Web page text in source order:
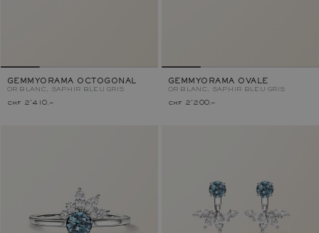
GEMMYORAMA OCTOGONAL
OR BLANC, SAPHIR BLEU GRIS
chf 2'410.–
GEMMYORAMA OVALE
OR BLANC, SAPHIR BLEU GRIS
chf 2'200.–